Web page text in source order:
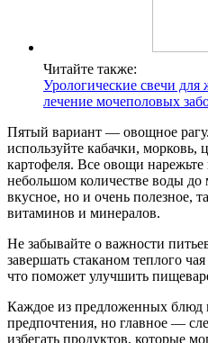
Читайте также:
Урологические свечи
лечение мочеполовых
Пятый вариант — овощное
используйте кабачки,
картофеля. Все овощи
небольшом количестве воды до
вкусное, но и очень полезное,
витаминов и минералов.
Не забывайте о важности
завершать стаканом теплого
что поможет улучшить
Каждое из предложенных блюд
предпочтения, но главное —
избегать продуктов, которые